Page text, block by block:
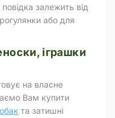
залежить від
або для
іграшки
на власне
Вам купити
та затишні